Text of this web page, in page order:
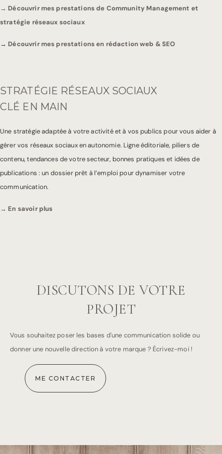
→ Découvrir mes prestations de Community Management et
stratégie réseaux sociaux
→ Découvrir mes prestations en rédaction web & SEO
STRATÉGIE RÉSEAUX SOCIAUX
CLÉ EN MAIN
Une stratégie adaptée à votre activité et à vos publics pour vous aider à
gérer vos réseaux sociaux en autonomie. Ligne éditoriale, piliers de
contenu, tendances de votre secteur, bonnes pratiques et idées de
publications : un dossier prêt à l’emploi pour dynamiser votre
communication.
→ En savoir plus
DISCUTONS DE VOTRE
PROJET
Vous souhaitez poser les bases d'une communication solide ou
donner une nouvelle direction à votre marque ? Écrivez-moi !
ME CONTACTER